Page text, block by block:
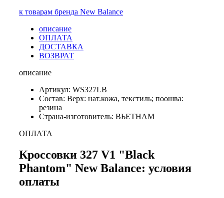
к товарам бренда New Balance
описание
ОПЛАТА
ДОСТАВКА
ВОЗВРАТ
описание
Артикул: WS327LB
Состав: Верх: нат.кожа, текстиль; поошва:
резина
Страна-изготовитель: ВЬЕТНАМ
ОПЛАТА
Кроссовки 327 V1 "Black
Phantom" New Balance: условия
оплаты